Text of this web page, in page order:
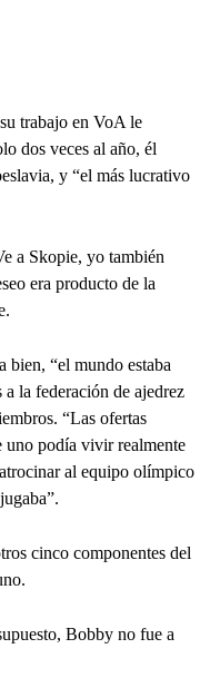
trabajo en VoA le
dos veces al año, él
y “el más lucrativo
a Skopie, yo también
era producto de la
“el mundo estaba
la federación de ajedrez
“Las ofertas
uno podía vivir realmente
al equipo olímpico
cinco componentes del
Bobby no fue a